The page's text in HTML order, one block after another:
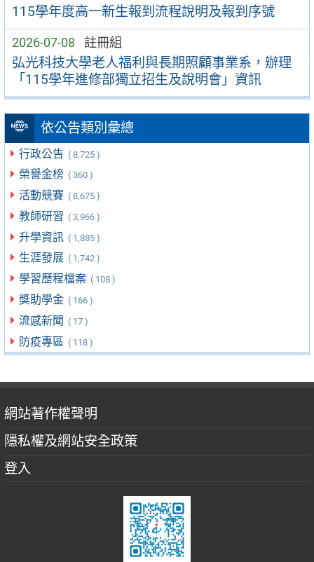
115學年度高一新生報到流程說明及報到序號
2026-07-08 註冊組
弘光科技大學老人福利與長期照顧事業系，辦理
「115學年進修部獨立招生及說明會」資訊
依公告類別彙總
行政公告 ( 8,725 )
榮譽金榜 ( 360 )
活動競賽 ( 8,675 )
教師研習 ( 3,966 )
升學資訊 ( 1,885 )
生涯發展 ( 1,742 )
學習歷程檔案 ( 108 )
獎助學金 ( 166 )
流感新聞 ( 17 )
防疫專區 ( 118 )
網站著作權聲明
隱私權及網站安全政策
登入